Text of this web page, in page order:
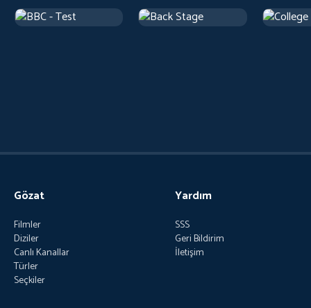
Gözat
Filmler
Diziler
Canlı Kanallar
Türler
Seçkiler
Yardım
SSS
Geri Bildirim
İletişim